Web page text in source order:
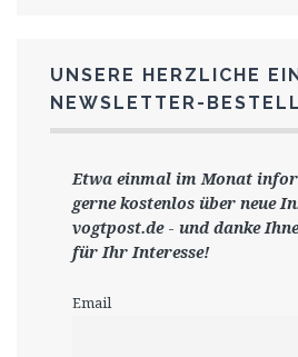
UNSERE HERZLICHE
NEWSLETTER-
Etwa einmal im Monat
gernekostenlos über neue
vogtpost.de- und danke
für Ihr Interesse!
Email